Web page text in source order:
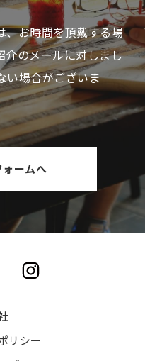
、お時間を頂戴する場
介のメールに対しまし
い場合がございま
ームへ
リシー